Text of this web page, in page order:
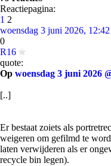
Reactiepagina:
1 2
woensdag 3 juni 2026,
0
R16
quote:
Op woensdag 3 juni 2026
[..]
Er bestaat zoiets als
weigeren om gefilmd te
laten verwijderen als er
recycle bin legen).